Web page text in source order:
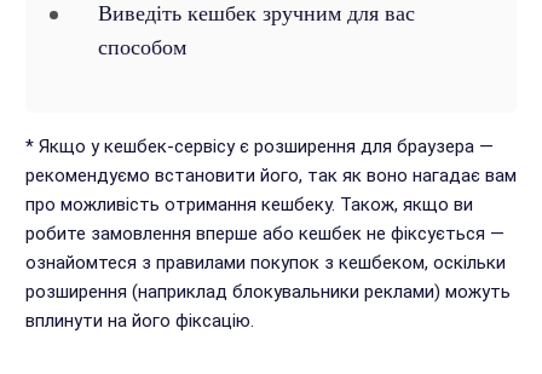
Виведіть кешбек зручним для вас
способом
* Якщо у кешбек-сервісу є розширення для браузера —
рекомендуємо встановити його, так як воно нагадає вам
про можливість отримання кешбеку. Також, якщо ви
робите замовлення вперше або кешбек не фіксується —
ознайомтеся з правилами покупок з кешбеком, оскільки
розширення (наприклад блокувальники реклами) можуть
вплинути на його фіксацію.